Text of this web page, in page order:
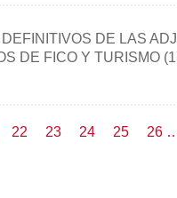
DE LAS
DE FICO Y TURISMO
Página
22 Page
23 Page
24 Page
25 26